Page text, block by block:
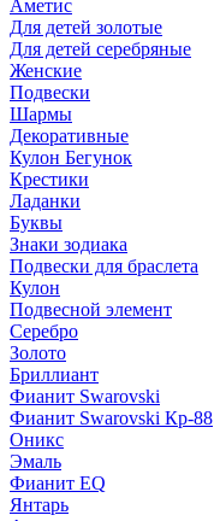
Аметис
Для детей золотые
Для детей серебряные
Женские
Подвески
Шармы
Декоративные
Кулон Бегунок
Крестики
Ладанки
Буквы
Знаки зодиака
Подвески для браслета
Кулон
Подвесной элемент
Серебро
Золото
Бриллиант
Фианит Swarovski
Фианит Swarovski Кр-88
Оникс
Эмаль
Фианит EQ
Янтарь